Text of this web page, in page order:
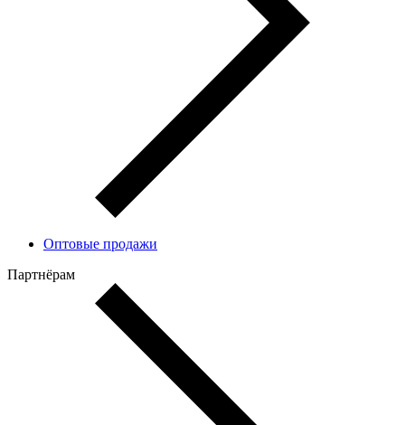
Оптовые продажи
Партнёрам